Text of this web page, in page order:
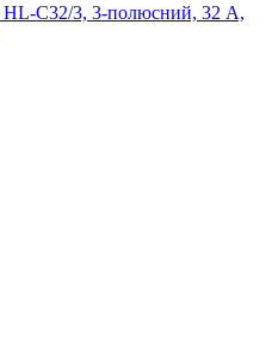
C32/3, 3-полюсний, 32 А,